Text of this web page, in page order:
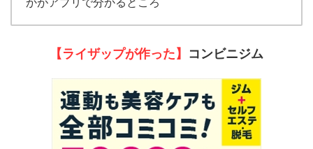
【ライザップが作った】 コンビニジム